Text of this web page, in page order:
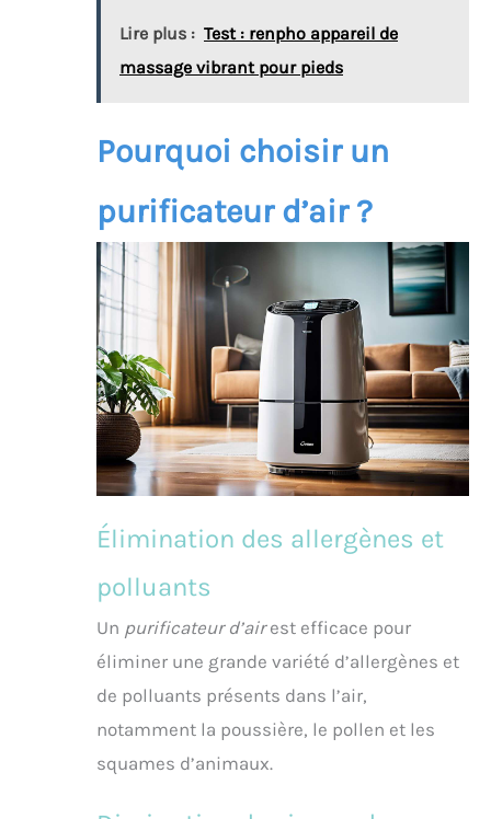
Lire plus : Test : renpho appareil de
massage vibrant pour pieds
Pourquoi choisir un
purificateur d’air ?
Élimination des allergènes et
polluants
Un purificateur d’airest efficace pour
éliminer une grande variété d’allergènes et
de polluants présents dans l’air,
notamment la poussière, le pollen et les
squames d’animaux.